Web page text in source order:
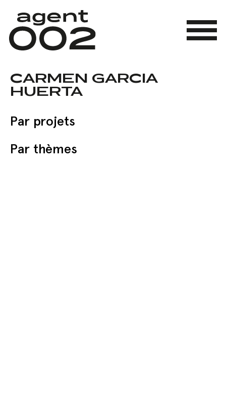
main
content
Menu
CARMEN GARCIA
HUERTA
Par projets
Par thèmes